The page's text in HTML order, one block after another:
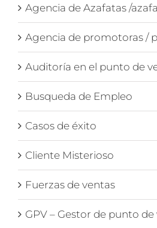
Agencia de Azafatas /
Agencia de promotoras /
Auditoría en el punto de
Busqueda de Empleo
Casos de éxito
Cliente Misterioso
Fuerzas de ventas
GPV – Gestor de punto